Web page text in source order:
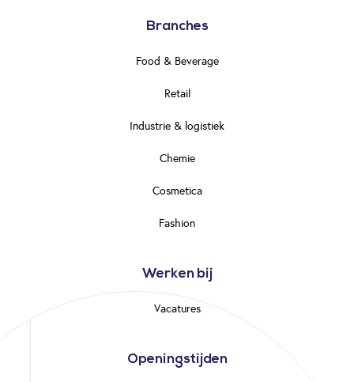
Branches
Food & Beverage
Retail
Industrie & logistiek
Chemie
Cosmetica
Fashion
Werken bij
Vacatures
Openingstijden